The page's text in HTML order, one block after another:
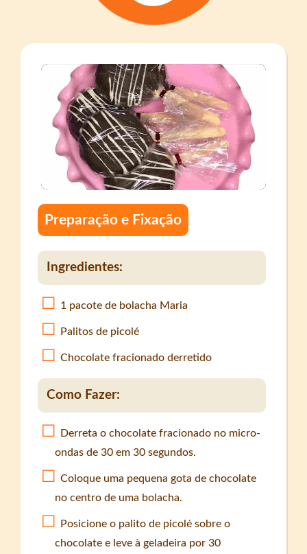
Preparação e Fixação
Ingredientes:
1 pacote de bolacha Maria
Palitos de picolé
Chocolate fracionado derretido
Como Fazer:
Derreta o chocolate fracionado no micro-
ondas de 30 em 30 segundos.
Coloque uma pequena gota de chocolate
no centro de uma bolacha.
Posicione o palito de picolé sobre o
chocolate e leve à geladeira por 30